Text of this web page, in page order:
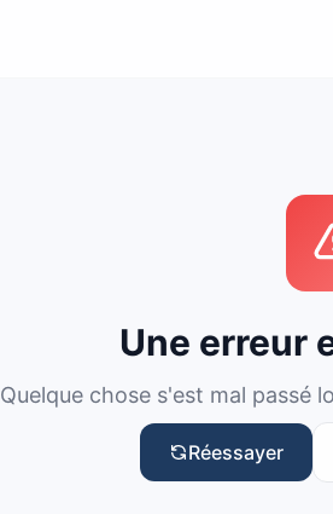
Une erreur
Quelque chose s'est mal passé
Réessayer